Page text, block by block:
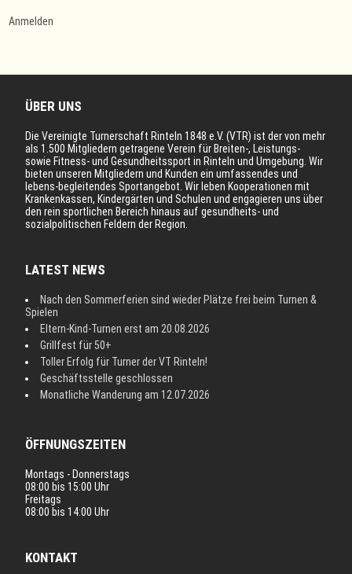
Anmelden
ÜBER UNS
Die Vereinigte Turnerschaft Rinteln 1848 e.V. (VTR) ist der von mehr
als 1.500 Mitgliedern getragene Verein für Breiten-, Leistungs-
sowie Fitness- und Gesundheitssport in Rinteln und Umgebung. Wir
bieten unseren Mitgliedern und Kunden ein umfassendes und
lebens-begleitendes Sportangebot. Wir leben Kooperationen mit
Krankenkassen, Kindergärten und Schulen und engagieren uns über
den rein sportlichen Bereich hinaus auf gesundheits- und
sozialpolitischen Feldern der Region.
LATEST NEWS
Nach den Sommerferien sind wieder Plätze frei beim Turnen &
Spielen
Eltern-Kind-Turnen erst am 20.08.2026
Grillfest für 50+
Toller Erfolg für Turner der VT Rinteln!
Geschäftsstelle geschlossen
Monatliche Wanderung am 12.07.2026
ÖFFNUNGSZEITEN
Montags - Donnerstags
08:00 bis 15:00 Uhr
Freitags
08:00 bis 14:00 Uhr
KONTAKT